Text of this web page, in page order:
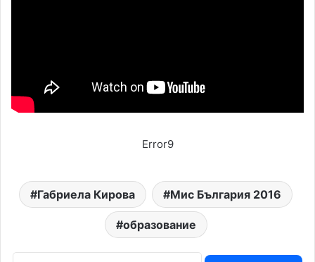
Error9
Габриела Кирова Мис България 2016
образование